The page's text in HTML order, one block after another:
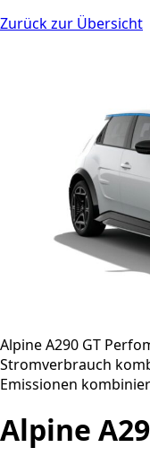
Zurück zur Übersicht
Alpine A290 GT
Stromverbrauch
Emissionen
Alpine